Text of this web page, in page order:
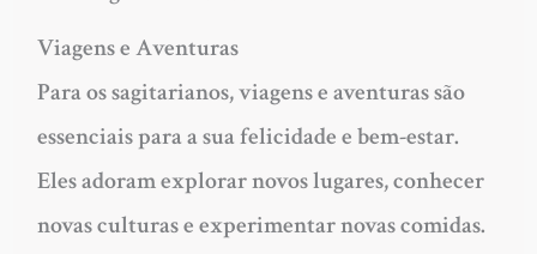
Viagens e Aventuras
Para os sagitarianos, viagens e aventuras são
essenciais para a sua felicidade e bem-estar.
Eles adoram explorar novos lugares, conhecer
novas culturas e experimentar novas comidas.